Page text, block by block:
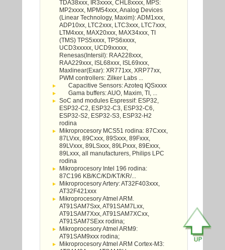
TDA38xxx, IR3xxxx, CHL8xxxx, MPS:
MP2xxxx, MPM54xxx, Analog Devices
(Linear Technology, Maxim): ADM1xxx,
ADP10xx, LTC2xxx, LTC3xxx, LTC7xxx,
LTM4xxx, MAX20xxx, MAX34xxx, TI
(TMS) TPS5xxxx, TPS6xxxx,
UCD3xxxxx, UCD9xxxxx,
Renesas(Intersil): RAA228xxx,
RAA229xxx, ISL68xxx, ISL69xxx,
Maxlinear(Exar): XR771xx, XRP77xx,
PWM controllers: Zilker Labs ...
Capacitive Sensors: Azoteq IQSxxxx
Gama buffers: AUO, Maxim, TI, ...
SoC and modules Espressif: ESP32,
ESP32-C2, ESP32-C3, ESP32-C6,
ESP32-S2, ESP32-S3, ESP32-H2
rodina
Mikroprocesory MCS51 rodina: 87Cxxx,
87LVxx, 89Cxxx, 89Sxxx, 89Fxxx,
89LVxxx, 89LSxxx, 89LPxxx, 89Exxx,
89Lxxx, all manufacturers, Philips LPC
rodina
Mikroprocesory Intel 196 rodina:
87C196 KB/KC/KD/KT/KR/...
Mikroprocesory Artery: AT32F403xxx,
AT32F421xxx
Mikroprocesory Atmel ARM.
AT91SAM7Sxx, AT91SAM7Lxx,
AT91SAM7Xxx, AT91SAM7XCxx,
AT91SAM7SExx rodina;
Mikroprocesory Atmel ARM9:
AT91SAM9xxx rodina;
Mikroprocesory Atmel ARM Cortex-M3: